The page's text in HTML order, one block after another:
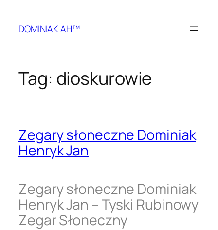
treściDOMINIAK AH™
Tag: dioskurowie
Zegary słoneczne Dominiak
Henryk Jan
Zegary słoneczne Dominiak
Henryk Jan – Tyski Rubinowy
Zegar Słoneczny